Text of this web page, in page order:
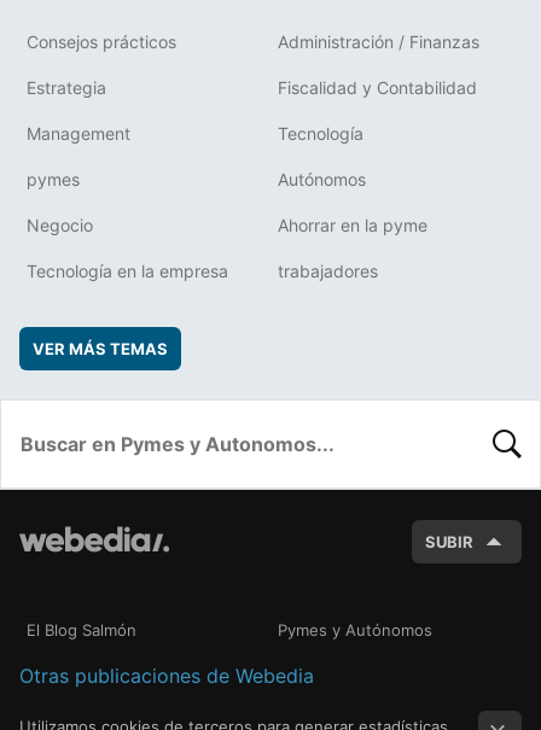
Consejos prácticos Administración / Finanzas
Estrategia Fiscalidad y Contabilidad
Management Tecnología
pymes Autónomos
Negocio Ahorrar en la pyme
Tecnología en la empresa trabajadores
VER MÁS TEMAS
SUBIR
El Blog Salmón Pymes y Autónomos
Otras publicaciones de Webedia